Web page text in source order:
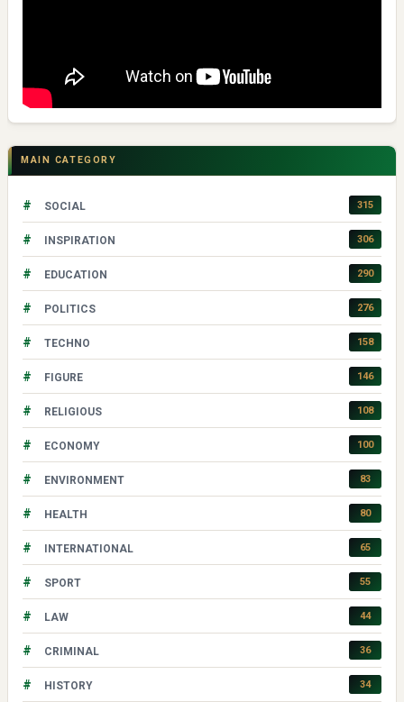
MAIN CATEGORY
# SOCIAL 315
# INSPIRATION 306
# EDUCATION 290
# POLITICS 276
# TECHNO 158
# FIGURE 146
# RELIGIOUS 108
# ECONOMY 100
# ENVIRONMENT 83
# HEALTH 80
# INTERNATIONAL 65
# SPORT 55
# LAW 44
# CRIMINAL 36
# HISTORY 34